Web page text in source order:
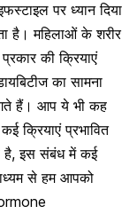
पर ध्यान दिया
है। महिलाओं के शरीर
की क्रियाएं
का सामना
हैं। आप ये भी कह
क्रियाएं प्रभावित
है, इस संबंध में कई
से हम आपको